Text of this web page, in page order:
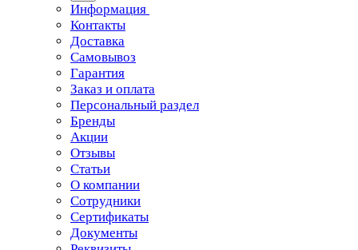
Информация
Контакты
Доставка
Самовывоз
Гарантия
Заказ и оплата
Персональный раздел
Бренды
Акции
Отзывы
Статьи
О компании
Сотрудники
Сертификаты
Документы